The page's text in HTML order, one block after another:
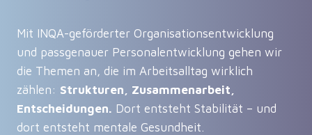
Mit INQA-geförderter Organisationsentwicklung
und passgenauer Personalentwicklung gehen wir
die Themen an, die im Arbeitsalltag wirklich
zählen: Strukturen, Zusammenarbeit,
Entscheidungen. Dort entsteht Stabilität – und
dort entsteht mentale Gesundheit.